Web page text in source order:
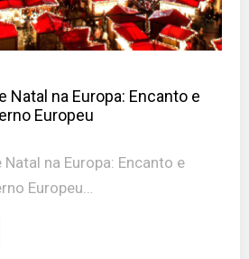
Natal na Europa: Encanto e
Europeu
na Europa: Encanto e
Europeu…